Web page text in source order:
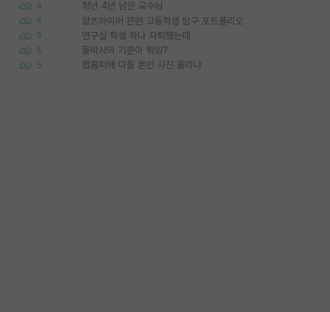
4
4
9
5
5
정년 4년 남은 교수님
알츠하이머 관련 고등학생 탐구 포트폴리오
연구실 학생 하나 자퇴했는데
물박사의 기준이 뭐임?
랩홈피에 다들 본인 사진 올리냐